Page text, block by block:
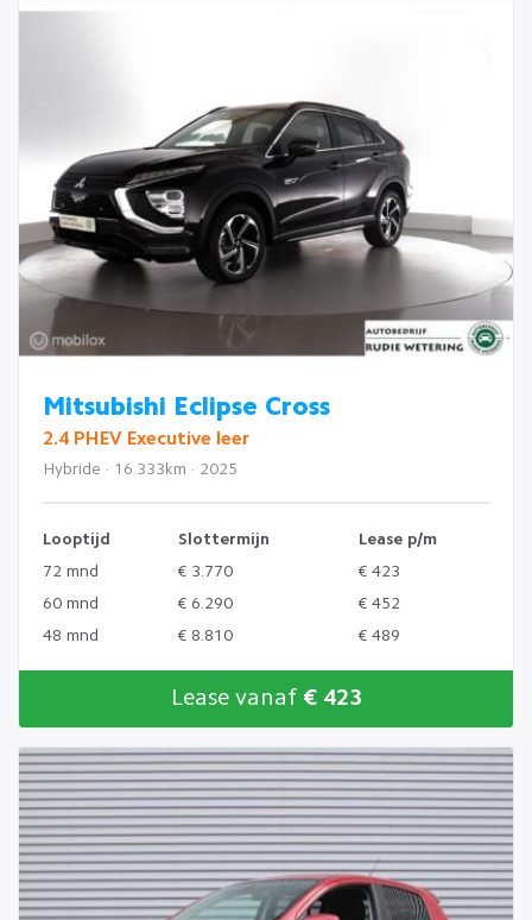
Mitsubishi Eclipse Cross
2.4 PHEV Executive leer
Hybride · 16.333km · 2025
Looptijd Slottermijn
Lease p/m
72 mnd
€ 3.770
€ 423
60 mnd
€ 6.290
€ 452
48 mnd
€ 8.810 € 489
Lease vanaf € 423